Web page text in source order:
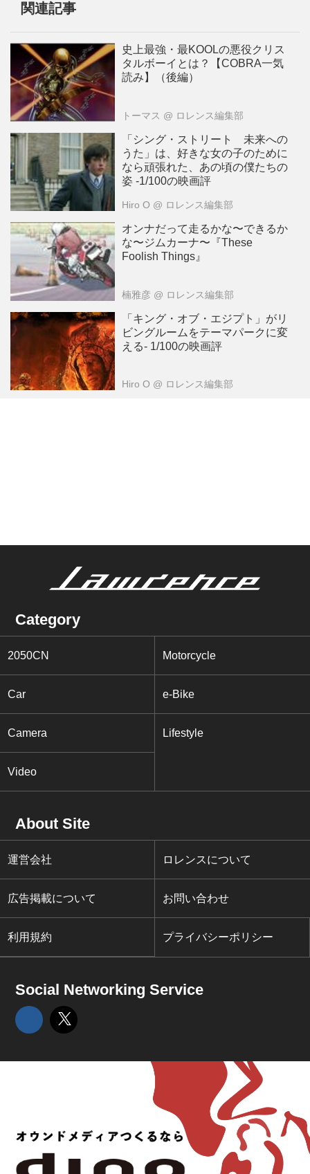
関連記事
史上最強・最KOOLの悪役クリス
タルボーイとは？【COBRA一気
読み】（後編）
トーマス @ ロレンス編集部
「シング・ストリート 未来への
うた」は、好きな女の子のために
なら頑張れた、あの頃の僕たちの
姿 -1/100の映画評
Hiro O @ ロレンス編集部
オンナだって走るかな〜できるか
な〜ジムカーナ〜『These
Foolish Things』
楠雅彦 @ ロレンス編集部
「キング・オブ・エジプト」がリ
ビングルームをテーマパークに変
える- 1/100の映画評
Hiro O @ ロレンス編集部
Category
2050CN Motorcycle
Car e-Bike
Camera Lifestyle
Video
About Site
運営会社 ロレンスについて
広告掲載について お問い合わせ
利用規約 プライバシーポリシー
Social Networking Service